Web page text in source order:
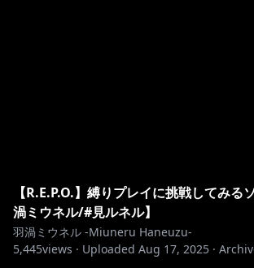
GOODS✿https://voms.booth.pm/
°˖✧ いつもの姿 ✧˖°
Illust&Live2D✿https://twitter.com/
【R.E.P.O.】縛りプレイに挑戦してみる
渦ミウネル/#見ルネル】
羽渦ミウネル -Miuneru Haneuzu-
5,445views · Uploaded Aug 17, 2025 ·